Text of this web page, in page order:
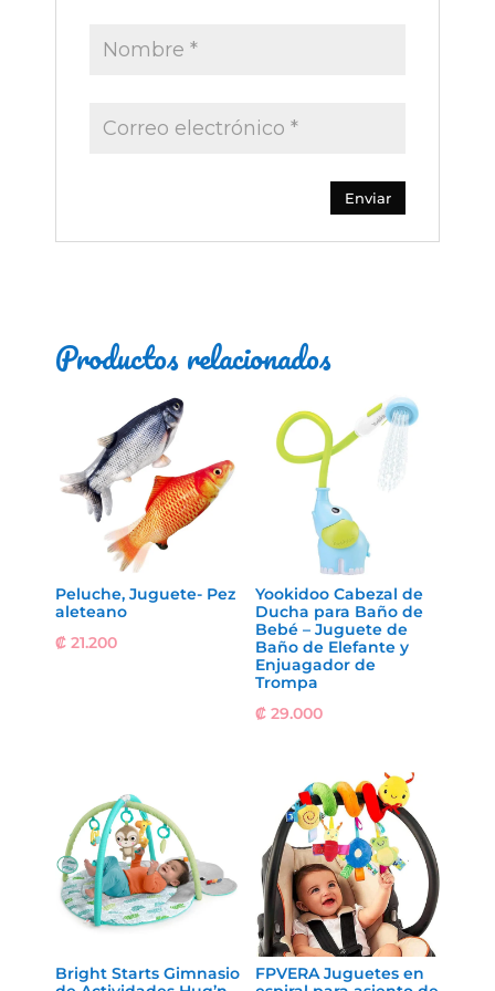
Productos relacionados
Peluche, Juguete- Pez
aleteano
₡ 21.200
Yookidoo Cabezal de
Ducha para Baño de
Bebé – Juguete de
Baño de Elefante y
Enjuagador de
Trompa
₡29.000
Bright Starts Gimnasio
FPVERA Juguetes en